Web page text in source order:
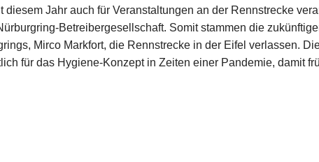
Jahr auch für Veranstaltungen an der Rennstrecke
Betreibergesellschaft. Somit stammen die
Mirco Markfort, die Rennstrecke in der Eifel verlassen.
für das Hygiene-Konzept in Zeiten einer Pandemie, damit